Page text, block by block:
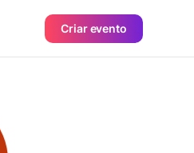
Criar evento